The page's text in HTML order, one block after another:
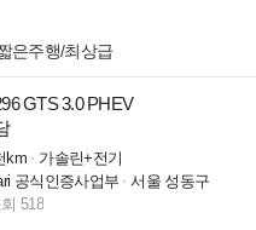
은주행/최상급
GTS 3.0 PHEV
km
가솔린+전기
공식인증사업부
서울 성동구
518